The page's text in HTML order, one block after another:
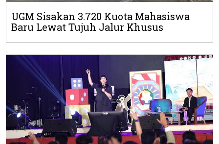
UGM Sisakan 3.720 Kuota Mahasiswa
Baru Lewat Tujuh Jalur Khusus